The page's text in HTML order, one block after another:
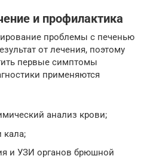
и профилактика
проблемы с печенью
от лечения, поэтому
первые симптомы
применяются
анализ крови;
кала;
и УЗИ органов брюшной